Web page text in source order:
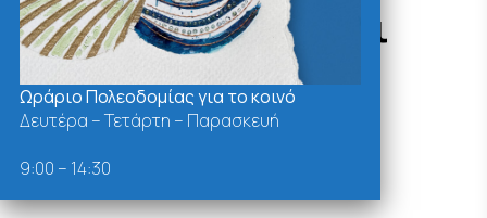
Δράσεις - Χρήσιμοι
Σύνδεσμοι
Ωράριο Πολεοδομίας για το κοινό
Δευτέρα – Τετάρτη – Παρασκευή
9:00 – 14:30